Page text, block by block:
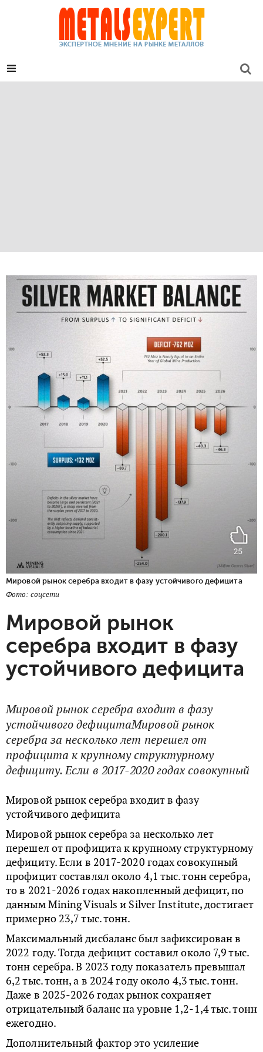
Мировой рынок серебра входит в фазу устойчивого дефицита
Фото: соцсети
Мировой рынок
серебра входит в фазу
устойчивого дефицита
Мировой рынок серебра входит в фазу
устойчивого дефицитаМировой рынок
серебра за несколько лет перешел от
профицита к крупному структурному
дефициту. Если в 2017-2020 годах совокупный
Мировой рынок серебра входит в фазу
устойчивого дефицита
Мировой рынок серебра за несколько лет
перешел от профицита к крупному структурному
дефициту. Если в 2017-2020 годах совокупный
профицит составлял около 4,1 тыс. тонн серебра,
то в 2021-2026 годах накопленный дефицит, по
данным Mining Visuals и Silver Institute, достигает
примерно 23,7 тыс. тонн.
Максимальный дисбаланс был зафиксирован в
2022 году. Тогда дефицит составил около 7,9 тыс.
тонн серебра. В 2023 году показатель превышал
6,2 тыс. тонн, а в 2024 году около 4,3 тыс. тонн.
Даже в 2025-2026 годах рынок сохраняет
отрицательный баланс на уровне 1,2-1,4 тыс. тонн
ежегодно.
Дополнительный фактор это усиление